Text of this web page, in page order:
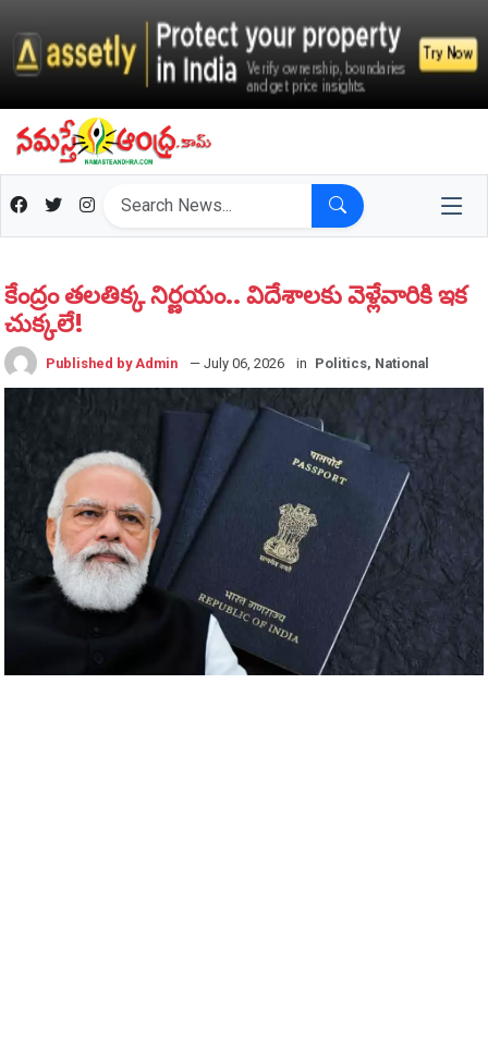
కేంద్రం తలతిక్క నిర్ణయం.. విదేశాలకు వెళ్లేవారికి ఇక
చుక్కలే!
Published by Admin — July 06, 2026 in Politics, National